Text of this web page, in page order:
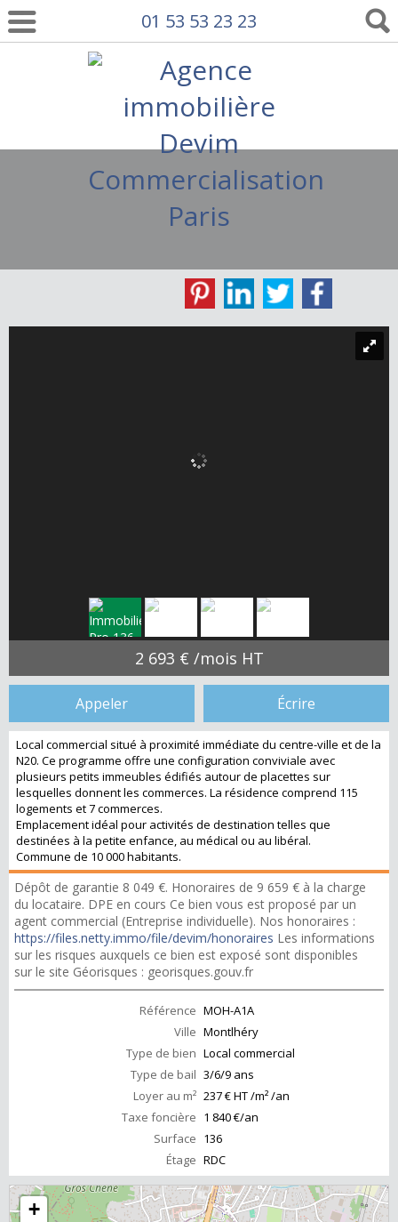
01 53 53 23 23
2 693 € /mois HT
Appeler Écrire
Local commercial situé à proximité immédiate du centre-ville et de la
N20. Ce programme offre une configuration conviviale avec
plusieurs petits immeubles édifiés autour de placettes sur
lesquelles donnent les commerces. La résidence comprend 115
logements et 7 commerces.
Emplacement idéal pour activités de destination telles que
destinées à la petite enfance, au médical ou au libéral.
Commune de 10 000 habitants.
Dépôt de garantie 8 049 €. Honoraires de 9 659 € à la charge
du locataire. DPE en cours Ce bien vous est proposé par un
agent commercial (Entreprise individuelle). Nos honoraires :
https://files.netty.immo/file/devim/honoraires Les informations
sur les risques auxquels ce bien est exposé sont disponibles
sur le site Géorisques : georisques.gouv.fr
Référence MOH-A1A
Ville Montlhéry
Type de bien Local commercial
Type de bail 3/6/9 ans
Loyer au m² 237 € HT /m² /an
Taxe foncière 1 840 €/an
Surface 136
Étage RDC
+